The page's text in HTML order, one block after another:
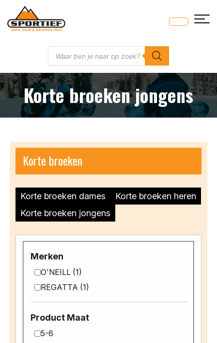
to
content
Producten
zoeken
Korte broeken jongens
Korte broeken
Korte broeken dames
Korte broeken heren
Korte broeken jongens
Merken
O'NEILL (1)
REGATTA (1)
Product Maat
5-6